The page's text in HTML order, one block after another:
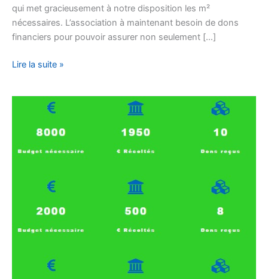
qui met gracieusement à notre disposition les m²
nécessaires. L’association à maintenant besoin de dons
financiers pour pouvoir assurer non seulement […]
Lire la suite »
besoin